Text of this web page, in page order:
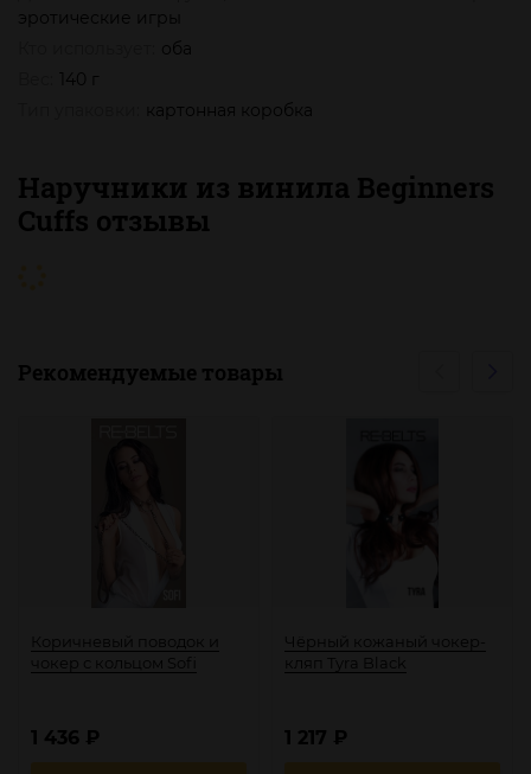
эротические игры
оба
140 г
картонная коробка
Наручники из винила Beginners
Cuffs отзывы
Рекомендуемые товары
Коричневый поводок и
чокер с кольцом Sofi
1 436 ₽
Чёрный кожаный чокер-
кляп Tyra Black
1 217 ₽